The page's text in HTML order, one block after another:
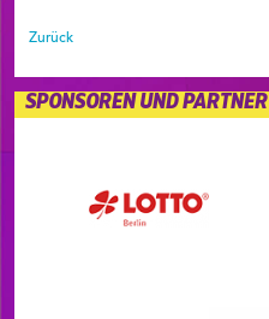
Zurück
SPONSOREN UND PARTNER